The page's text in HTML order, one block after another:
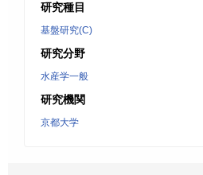
研究種目
基盤研究(C)
研究分野
水産学一般
研究機関
京都大学